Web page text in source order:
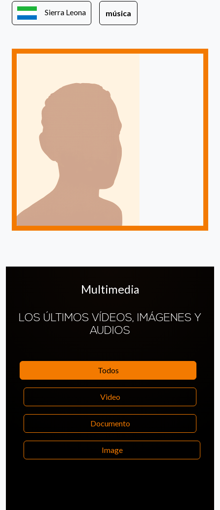
Sierra Leona música
Multimedia
LOS ÚLTIMOS VÍDEOS, IMÁGENES Y
AUDIOS
Todos
Video
Documento
Image